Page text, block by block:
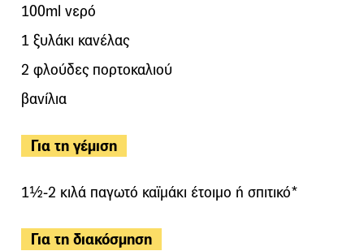
100ml νερό
1 ξυλάκι κανέλας
2 φλούδες πορτοκαλιού
βανίλια
Για τη γέμιση
1½-2 κιλά παγωτό καϊμάκι έτοιμο ή σπιτικό*
Για τη διακόσμηση